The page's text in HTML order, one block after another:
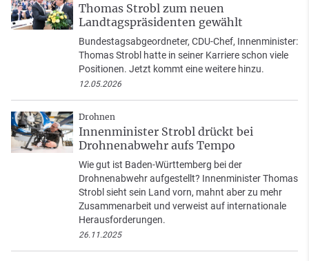
Thomas Strobl zum neuen
Landtagspräsidenten gewählt
Bundestagsabgeordneter, CDU-Chef, Innenminister:
Thomas Strobl hatte in seiner Karriere schon viele
Positionen. Jetzt kommt eine weitere hinzu.
12.05.2026
Drohnen
Innenminister Strobl drückt bei
Drohnenabwehr aufs Tempo
Wie gut ist Baden-Württemberg bei der
Drohnenabwehr aufgestellt? Innenminister Thomas
Strobl sieht sein Land vorn, mahnt aber zu mehr
Zusammenarbeit und verweist auf internationale
Herausforderungen.
26.11.2025